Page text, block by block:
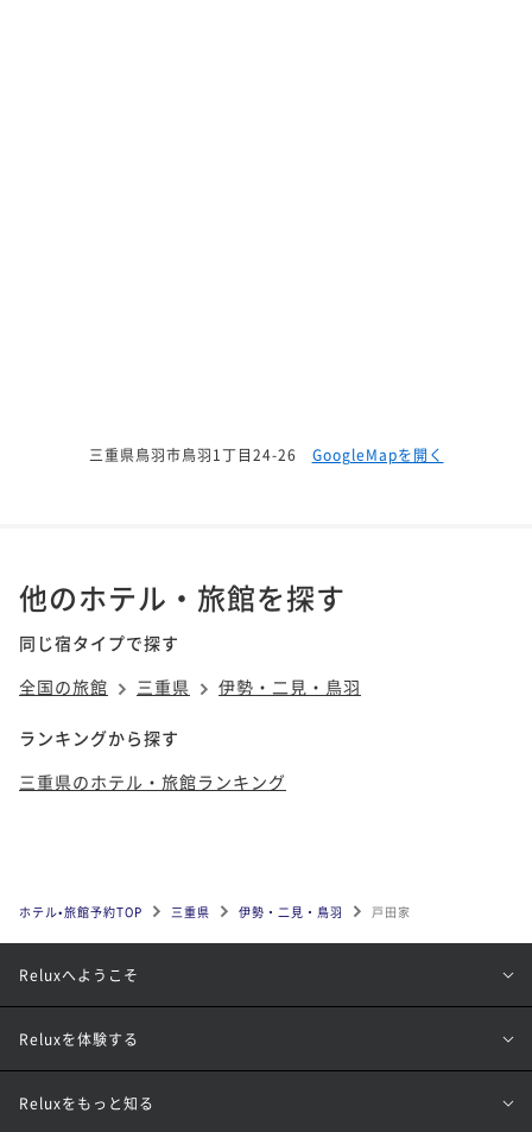
三重県鳥羽市鳥羽1丁目24-26 GoogleMapを開く
他のホテル・旅館を探す
同じ宿タイプで探す
全国の旅館
三重県 伊勢・二見・鳥羽
ランキングから探す
三重県のホテル・旅館ランキング
ホテル•旅館予約TOP 三重県 伊勢・二見・鳥羽 戸田家
Reluxへようこそ
Reluxを体験する
Reluxをもっと知る